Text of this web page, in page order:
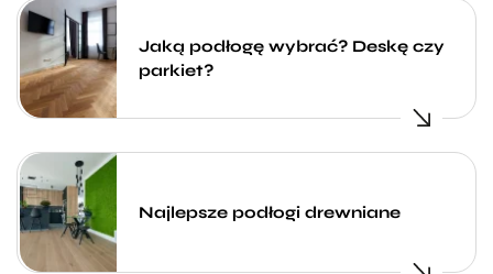
Jaką podłogę wybrać? Deskę czy
parkiet?
Najlepsze podłogi drewniane